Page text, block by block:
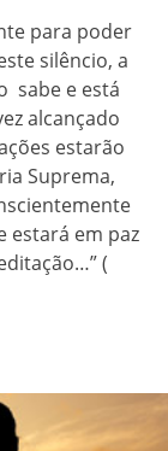
para poder
silêncio, a
sabe e está
alcançado
estarão
Suprema,
estará em paz
(